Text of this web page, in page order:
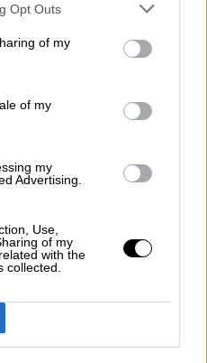
Opt Outs
of my
of my
my
Advertising.
Use,
of my
with the
collected.
comunidades
el bono de